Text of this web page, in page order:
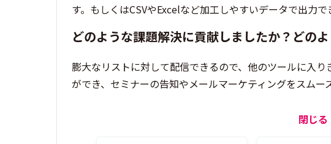
す。もしくはCSVやExcelなど加工しやすいデータで出力で
どのような課題解決に貢献しましたか？どの
膨大なリストに対して配信できるので、他のツールに入
ができ、セミナーの告知やメールマーケティングをスムー
閉じる